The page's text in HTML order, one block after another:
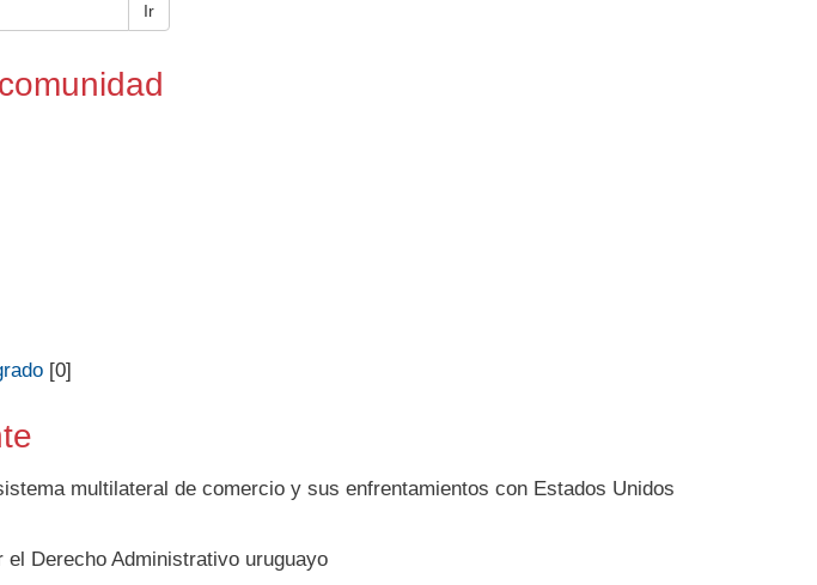
Ir
[0]
multilateral de comercio y sus enfrentamientos con Estados Unidos
Derecho Administrativo uruguayo